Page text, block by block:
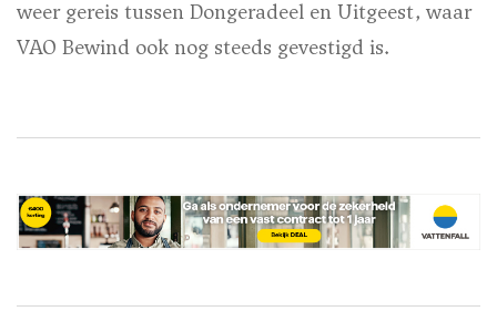
weer gereis tussen Dongeradeel en Uitgeest, waar
VAO Bewind ook nog steeds gevestigd is.